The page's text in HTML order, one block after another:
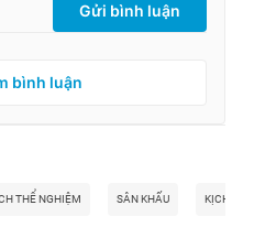
Gửi bình luận
bình luận
THỂ NGHIỆM SÂN KHẤU KỊCH NÓI